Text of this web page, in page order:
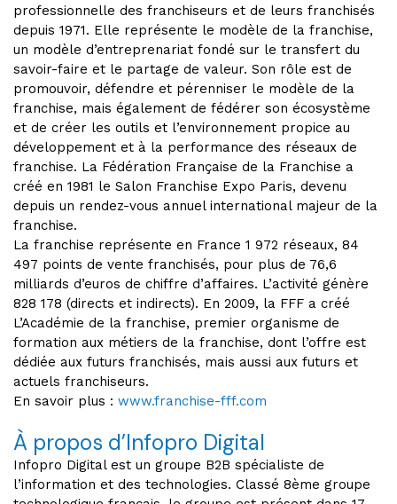
professionnelle des franchiseurs et de leurs franchisés
depuis 1971. Elle représente le modèle de la franchise,
un modèle d’entreprenariat fondé sur le transfert du
savoir-faire et le partage de valeur. Son rôle est de
promouvoir, défendre et pérenniser le modèle de la
franchise, mais également de fédérer son écosystème
et de créer les outils et l’environnement propice au
développement et à la performance des réseaux de
franchise. La Fédération Française de la Franchise a
créé en 1981 le Salon Franchise Expo Paris, devenu
depuis un rendez-vous annuel international majeur de la
franchise.
La franchise représente en France 1 972 réseaux, 84
497 points de vente franchisés, pour plus de 76,6
milliards d’euros de chiffre d’affaires. L’activité génère
828 178 (directs et indirects). En 2009, la FFF a créé
L’Académie de la franchise, premier organisme de
formation aux métiers de la franchise, dont l’offre est
dédiée aux futurs franchisés, mais aussi aux futurs et
actuels franchiseurs.
En savoir plus : www.franchise-fff.com
À propos d’Infopro Digital
Infopro Digital est un groupe B2B spécialiste de
l’information et des technologies. Classé 8ème groupe